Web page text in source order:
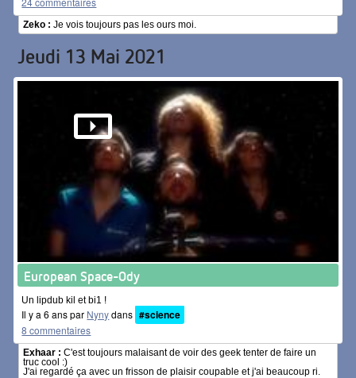
Zeko : Je vois toujours pas les ours moi.
Jeudi 13 Mai 2021
European Space-Ody
Un lipdub kil et bi1 !
Il y a 6 ans par Nynydans #science
8 commentaires
Exhaar : C'est toujours malaisant de voir des geek tenter de faire un
truc cool :)
J'ai regardé ça avec un frisson de plaisir coupable et j'ai beaucoup ri.